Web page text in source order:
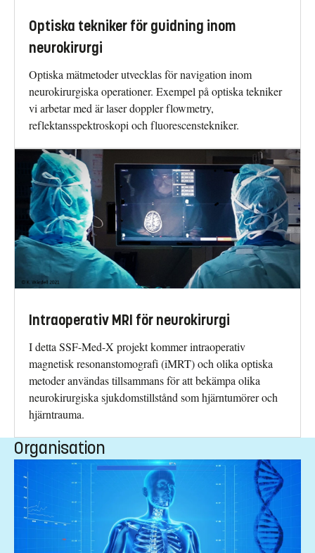
Optiska tekniker för guidning inom
neurokirurgi
Optiska mätmetoder utvecklas för navigation inom
neurokirurgiska operationer. Exempel på optiska tekniker
vi arbetar med är laser doppler flowmetry,
reflektansspektroskopi och fluorescenstekniker.
Intraoperativ MRI för neurokirurgi
I detta SSF-Med-X projekt kommer intraoperativ
magnetisk resonanstomografi (iMRT) och olika optiska
metoder användas tillsammans för att bekämpa olika
neurokirurgiska sjukdomstillstånd som hjärntumörer och
hjärntrauma.
Organisation